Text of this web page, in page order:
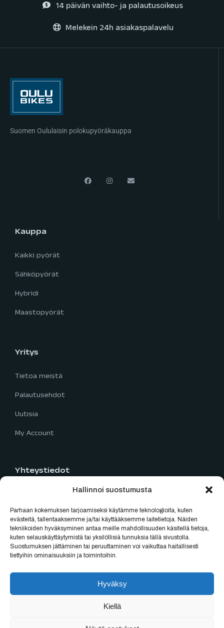
Hallinnoi suostumusta
Parhaan kokemuksen tarjoamiseksi käytämme teknologioita, kuten
evästeitä, tallentaaksemme ja/tai käyttääksemme laitetietoja. Näiden
tekniikoiden hyväksyminen antaa meille mahdollisuuden käsitellä tietoja,
kuten selauskäyttäytymistä tai yksilöllisiä tunnuksia tällä sivustolla.
Suostumuksen jättäminen tai peruuttaminen voi vaikuttaa haitallisesti
tiettyihin ominaisuuksiin ja toimintoihin.
Hyväksy
Kiellä
14 päivän vaihto- ja palautusoikeus
Melekein 24h asiakaspalavelu
Suomen Oululaisin polokupyöräkauppa
Kauppa
Kaikki pyörät
Sähköpyörät
Hybridi
Maastopyörät
Yritys
Tietoa meistä
Palautusehdot
Uutisia
My Account
Yhteystiedot
040 777 2819
myynti@oulubikes.fi
Arkisin: 10:00-18:00